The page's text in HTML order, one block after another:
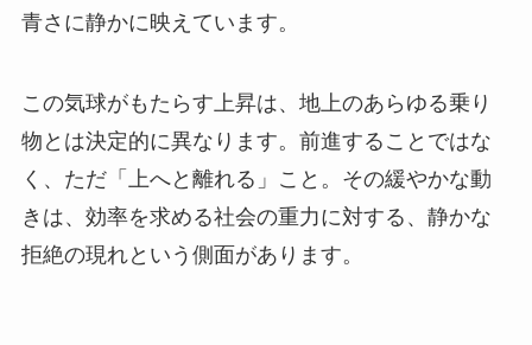
青さに静かに映えています。
この気球がもたらす上昇は、地上のあらゆる乗り
物とは決定的に異なります。前進することではな
く、ただ「上へと離れる」こと。その緩やかな動
きは、効率を求める社会の重力に対する、静かな
拒絶の現れという側面があります。